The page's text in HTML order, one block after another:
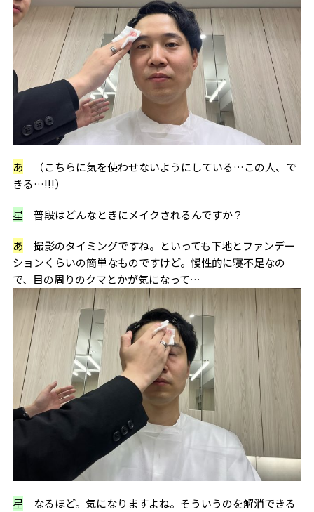
あ （こちらに気を使わせないようにしている…この人、で
きる…!!!）
星 普段はどんなときにメイクされるんですか？
あ 撮影のタイミングですね。といっても下地とファンデー
ションくらいの簡単なものですけど。慢性的に寝不足なの
で、目の周りのクマとかが気になって…
星 なるほど。気になりますよね。そういうのを解消できる